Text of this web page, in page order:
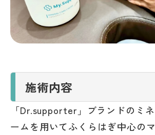
施術内容
「Dr.supporter」ブランドのミ
ームを用いてふくらはぎ中心の